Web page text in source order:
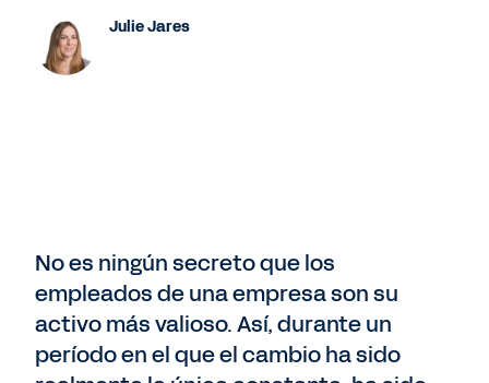
Julie Jares
No es ningún secreto que los
empleados de una empresa son su
activo más valioso. Así, durante un
período en el que el cambio ha sido